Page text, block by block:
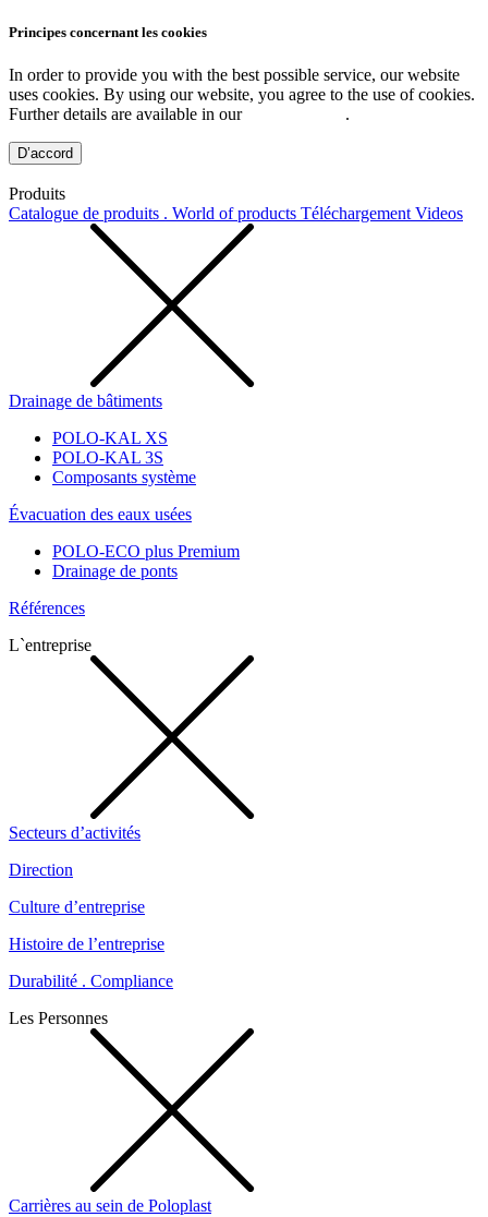
Principes concernant les cookies
In order to provide you with the best possible service, our website
uses cookies. By using our website, you agree to the use of cookies.
Further details are available in our
.
D’accord
Produits
Catalogue de produits . World of products Téléchargement Videos
Drainage de bâtiments
POLO-KAL XS
POLO-KAL 3S
Composants système
Évacuation des eaux usées
POLO-ECO plus Premium
Drainage de ponts
Références
L`entreprise
Secteurs d’activités
Direction
Culture d’entreprise
Histoire de l’entreprise
Durabilité . Compliance
Les Personnes
Carrières au sein de Poloplast